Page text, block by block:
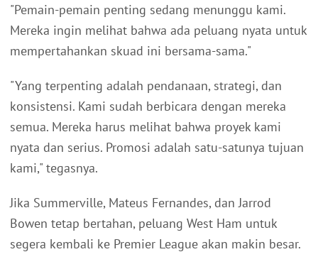
"Pemain-pemain penting sedang menunggu kami.
Mereka ingin melihat bahwa ada peluang nyata untuk
mempertahankan skuad ini bersama-sama."
"Yang terpenting adalah pendanaan, strategi, dan
konsistensi. Kami sudah berbicara dengan mereka
semua. Mereka harus melihat bahwa proyek kami
nyata dan serius. Promosi adalah satu-satunya tujuan
kami," tegasnya.
Jika Summerville, Mateus Fernandes, dan Jarrod
Bowen tetap bertahan, peluang West Ham untuk
segera kembali ke Premier League akan makin besar.